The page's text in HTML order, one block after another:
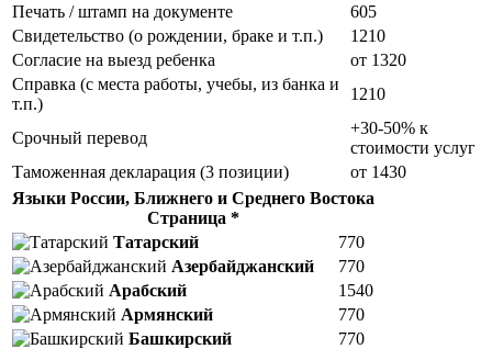
Печать / штамп на документе
605
Свидетельство (о рождении, браке и т.п.)
1210
Согласие на выезд ребенка
от 1320
Справка (с места работы, учебы, из банка и
т.п.)
1210
Срочный перевод
+30-50% к
стоимости услуг
Таможенная декларация (3 позиции)
от 1430
Языки России, Ближнего и Среднего Востока
Страница *
Татарский
770
Азербайджанский
770
Арабский
1540
Армянский
770
Башкирский
770